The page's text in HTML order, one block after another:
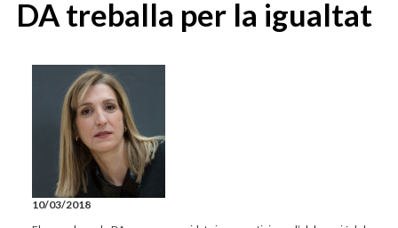
DA treballa per la igualtat
10/03/2018